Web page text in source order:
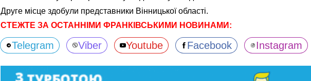
Друге місце здобули представники Вінницької області.
СТЕЖТЕ ЗА ОСТАННІМИ ФРАНКІВСЬКИМИ НОВИНАМИ:
Telegram Viber Youtube Facebook Instagram